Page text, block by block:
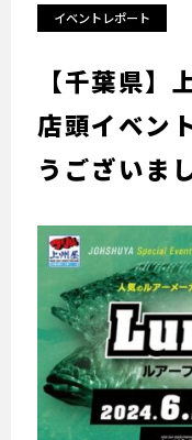
イベントレポート
【千葉県】
店頭イベン
うございま